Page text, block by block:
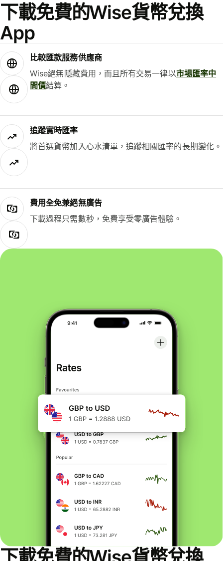
下載免費的Wise貨幣兌換
App
比較匯款服務供應商
Wise絕無隱藏費用，而且所有交易一律以市場匯率中
間價結算。
追蹤實時匯率
將首選貨幣加入心水清單，追蹤相關匯率的長期變化。
費用全免兼絕無廣告
下載過程只需數秒，免費享受零廣告體驗。